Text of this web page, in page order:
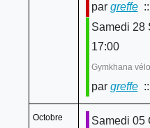
par greffe::
Samedi 28
17:00
Gymkhana
par greffe::
Octobre
Samedi 05